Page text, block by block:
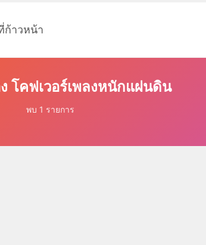
ก้าวหน้า
โคฟเวอร์เพลงหนักแผ่นดิน
พบ 1 รายการ